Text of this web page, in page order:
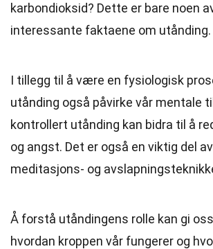
karbondioksid? Dette er bare noen
interessante faktaene om utånding.
I tillegg til å være en fysiologisk
utånding også påvirke vår mentale
kontrollert utånding kan bidra til å
og angst. Det er også en viktig del
meditasjons- og
Å forstå utåndingens rolle kan gi
hvordan kroppen vår fungerer og